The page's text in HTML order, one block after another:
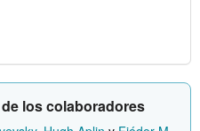
los colaboradores